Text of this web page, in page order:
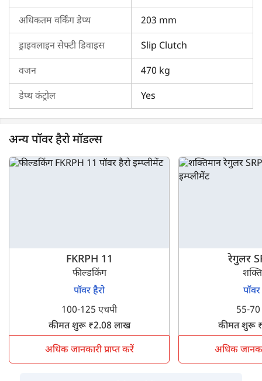
शक्तिमान लाइट SRPL 175 की तुलना अन्य पॉवर हैरो मॉडल से करने एवं
उसके अनुसार बेस्ट चुनने के लिए हमारे
इम्प्लीमेंट्स कंपेयर
कर सकते हैं। आप अतिरिक्त जानकारी के लिए हमारे प्लेटफ़ॉर्म पर विभिन्न
इम्प्लीमेंट वीडियो भी देख सकते हैं। यदि आपको शक्तिमान लाइट SRPL
175 के बारे में अधिक जानकारी चाहिए तो हमसे संपर्क करें।
अधिकतम वर्किंग डेप्थ 203 mm
ड्राइवलाइन सेफ्टी डिवाइस Slip Clutch
वजन 470 kg
डेप्थ कंट्रोल Yes
अन्य पॉवर हैरो मॉडल्स
FKRPH 11
फील्डकिंग
पॉवर हैरो
100-125 एचपी
कीमत शुरू ₹2.08 लाख
अधिक जानकारी प्राप्त करें
रेगुलर
55-70
कीमत शुरू
अधिक